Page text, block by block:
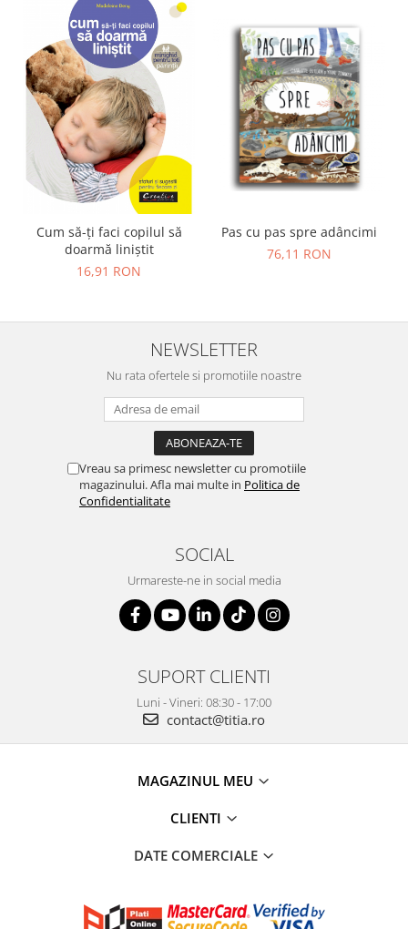
Cum să-ți faci copilul să
doarmă liniștit
16,91 RON
Pas cu pas spre adâncimi
76,11 RON
NEWSLETTER
Nu rata ofertele si promotiile noastre
Vreau sa primesc newsletter cu promotiile
magazinului. Afla mai multe in Politica de
Confidentialitate
SOCIAL
Urmareste-ne in social media
SUPORT CLIENTI
Luni - Vineri: 08:30 - 17:00
contact@titia.ro
MAGAZINUL MEU
CLIENTI
DATE COMERCIALE